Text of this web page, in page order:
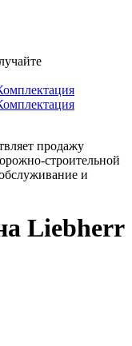
продажу
строительной
и
Liebherr